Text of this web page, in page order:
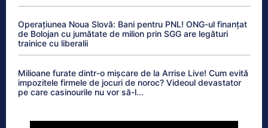
Operațiunea Noua Slovă: Bani pentru PNL! ONG-ul finanțat
de Bolojan cu jumătate de milion prin SGG are legături
trainice cu liberalii
Milioane furate dintr-o mișcare de la Arrise Live! Cum evită
impozitele firmele de jocuri de noroc? Videoul devastator
pe care casinourile nu vor să-l...